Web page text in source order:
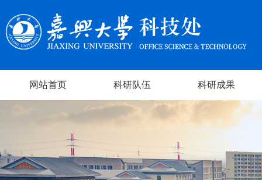
网站首页 科研队伍 科研成果